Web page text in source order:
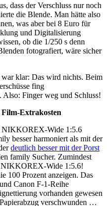
dass der Verschluss nur noch
die Blende. Man hätte also
was aber bei 8 Euro für
und Digitalisierung
ob die 1/250 s denn
fotografiert, wäre sicher
klar: Das wird nichts. Beim
fing
Also: Finger weg und Schluss!
Film-Extrakosten
NIKKOREX-Wide 1:5.6
besser harmoniert als mit der
deutlich besser mit der Porst
family Sucher. Zumindest
NIKKOREX-Wide 1:5.6!
100 Prozent anzeigen. Das
Canon F-1-Reihe
vorhanden gewesen
verschwunden …